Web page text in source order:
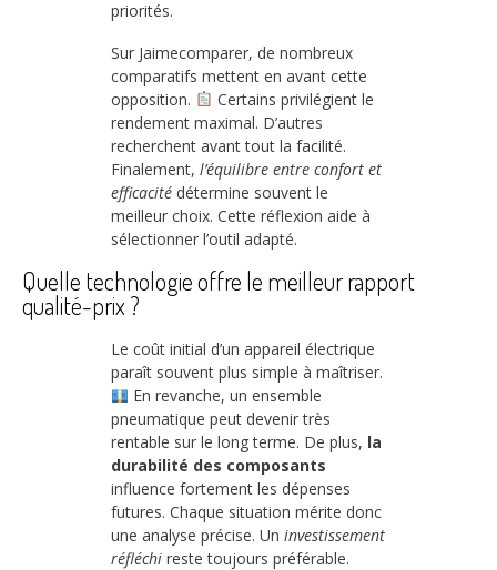
priorités.
Sur Jaimecomparer, de nombreux
comparatifs mettent en avant cette
opposition.
Certains privilégient le
rendement maximal. D’autres
recherchent avant tout la facilité.
Finalement, l’équilibre entre confort et
efficacité détermine souvent le
meilleur choix. Cette réflexion aide à
sélectionner l’outil adapté.
Quelle technologie offre le meilleur rapport
qualité-prix ?
Le coût initial d’un appareil électrique
paraît souvent plus simple à maîtriser.
En revanche, un ensemble
pneumatique peut devenir très
rentable sur le long terme. De plus, la
durabilité des composants
influence fortement les dépenses
futures. Chaque situation mérite donc
une analyse précise. Un investissement
réfléchi reste toujours préférable.